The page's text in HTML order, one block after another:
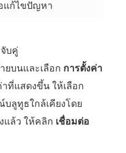
แก้ไขปัญหา
บคู่
ยบนและเลือก การตั้งค่า
ที่แสดงขึ้น ให้เลือก
ลูทูธใกล้เคียงโดย
แล้ว ให้คลิก เชื่อมต่อ